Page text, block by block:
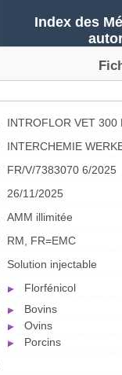
Index des
INTROFLOR VET 300
INTERCHEMIE
FR/V/7383070 6/2025
26/11/2025
AMM illimitée
RM, FR=EMC
Solution injectable
Florfénicol
Bovins
Ovins
Porcins